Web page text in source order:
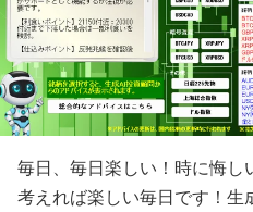
毎日、毎日楽しい！時に悔し
考えれば楽しい毎日です！生